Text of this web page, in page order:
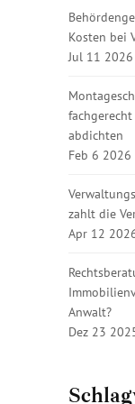
Kosten bei
Jul 11 2026
fachgerecht
abdichten
Feb 6 2026
zahlt die
Apr 12
Anwalt?
Dez 23